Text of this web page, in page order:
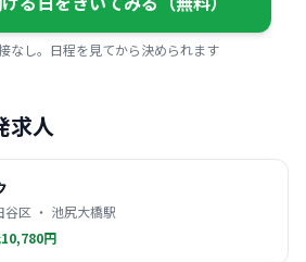
なし。日程を見てから決められます
求人
区 ・ 池尻大橋駅
円